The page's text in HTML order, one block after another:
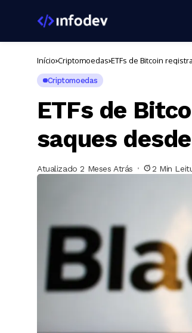
Início Criptomoedas ETFs de Bitcoin
Criptomoedas
ETFs de
saques
Atualizado 2 Meses Atrás 2 Min